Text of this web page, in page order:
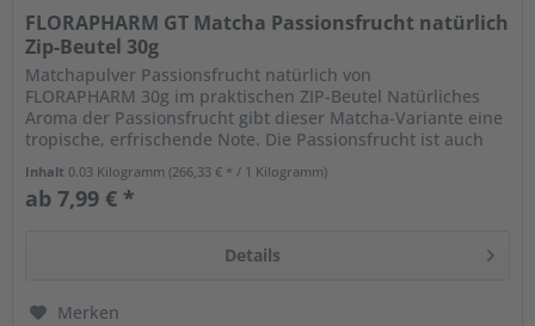
FLORAPHARM GT Matcha Passionsfrucht natürlich
Zip-Beutel 30g
Matchapulver Passionsfrucht natürlich von
FLORAPHARM 30g im praktischen ZIP-Beutel Natürliches
Aroma der Passionsfrucht gibt dieser Matcha-Variante eine
tropische, erfrischende Note. Die Passionsfrucht ist auch
Inhalt 0.03 Kilogramm(266,33 € * / 1 Kilogramm)
ab 7,99 € *
Details
Merken